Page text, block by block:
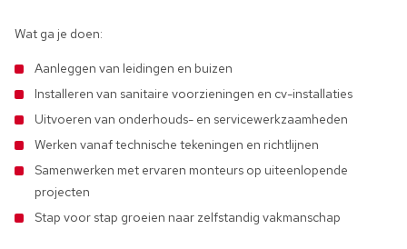
Wat ga je doen:
Aanleggen van leidingen en buizen
Installeren van sanitaire voorzieningen en cv-installaties
Uitvoeren van onderhouds- en servicewerkzaamheden
Werken vanaf technische tekeningen en richtlijnen
Samenwerken met ervaren monteurs op uiteenlopende
projecten
Stap voor stap groeien naar zelfstandig vakmanschap